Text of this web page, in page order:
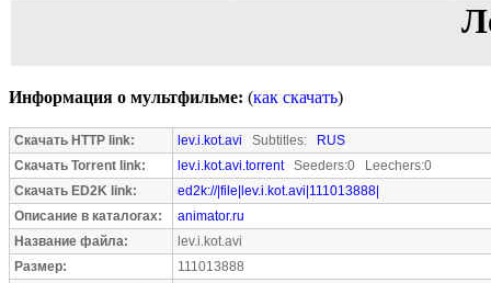
Информация о мультфильме: (как скачать)
Скачать HTTP link: lev.i.kot.avi Subtitles:
RUS
Скачать Torrent link:
lev.i.kot.avi.torrentSeeders:0 Leechers:0
Скачать ED2K link:
ed2k://|file|lev.i.kot.avi|111013888|
Описание в каталогах:
animator.ru
Название файла:
lev.i.kot.avi
Размер:
111013888